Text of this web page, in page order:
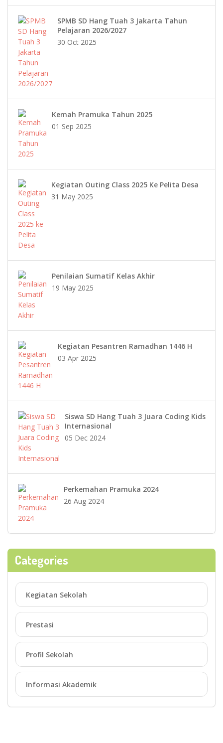
SPMB SD Hang Tuah 3 Jakarta Tahun
Pelajaran 2026/2027
30 Oct 2025
Kemah Pramuka Tahun 2025
01 Sep 2025
Kegiatan Outing Class 2025 Ke Pelita Desa
31 May 2025
Penilaian Sumatif Kelas Akhir
19 May 2025
Kegiatan Pesantren Ramadhan 1446 H
03 Apr 2025
Siswa SD Hang Tuah 3 Juara Coding Kids
Internasional
05 Dec 2024
Perkemahan Pramuka 2024
26 Aug 2024
Categories
Kegiatan Sekolah
Prestasi
Profil Sekolah
Informasi Akademik